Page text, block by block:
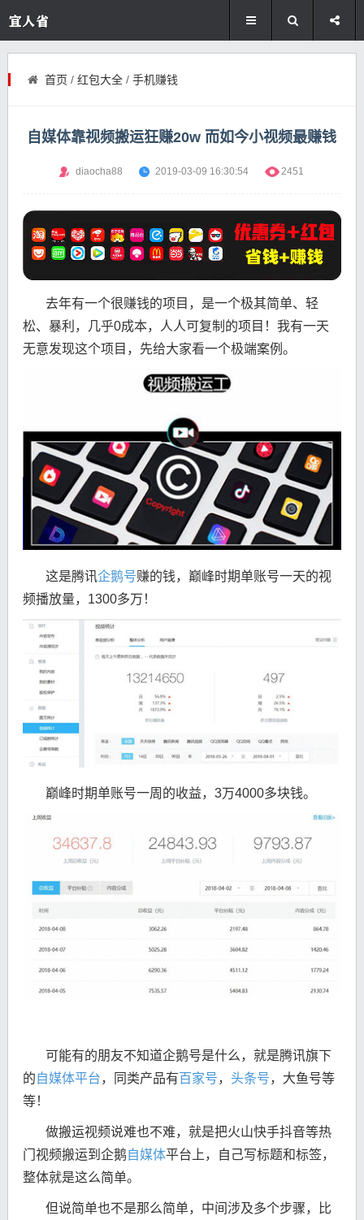
首页 / 红包大全/ 手机赚钱
自媒体靠视频搬运狂赚20w 而如今小视频最赚钱
diaocha88 2019-03-09 16:30:54 2451
去年有一个很赚钱的项目，是一个极其简单、轻
松、暴利，几乎0成本，人人可复制的项目！我有一天
无意发现这个项目，先给大家看一个极端案例。
这是腾讯企鹅号赚的钱，巅峰时期单账号一天的视
频播放量，1300多万！
巅峰时期单账号一周的收益，3万4000多块钱。
可能有的朋友不知道企鹅号是什么，就是腾讯旗下
的自媒体平台，同类产品有百家号， 头条号，大鱼号等
等！
做搬运视频说难也不难，就是把火山快手抖音等热
门视频搬运到企鹅自媒体平台上，自己写标题和标签，
整体就是这么简单。
但说简单也不是那么简单，中间涉及多个步骤，比